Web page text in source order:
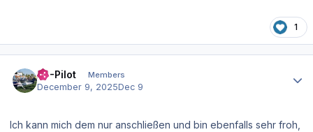
1
XP-Pilot Members
December 9, 2025Dec 9
Ich kann mich dem nur anschließen und bin ebenfalls sehr froh,